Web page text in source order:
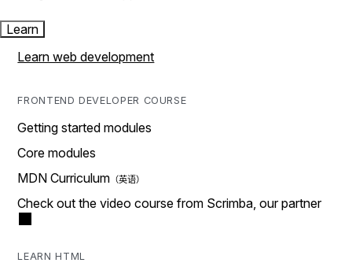
Learn
Learn web development
FRONTEND DEVELOPER COURSE
Getting started modules
Core modules
MDN Curriculum
Check out the video course from Scrimba, our partner
LEARN HTML